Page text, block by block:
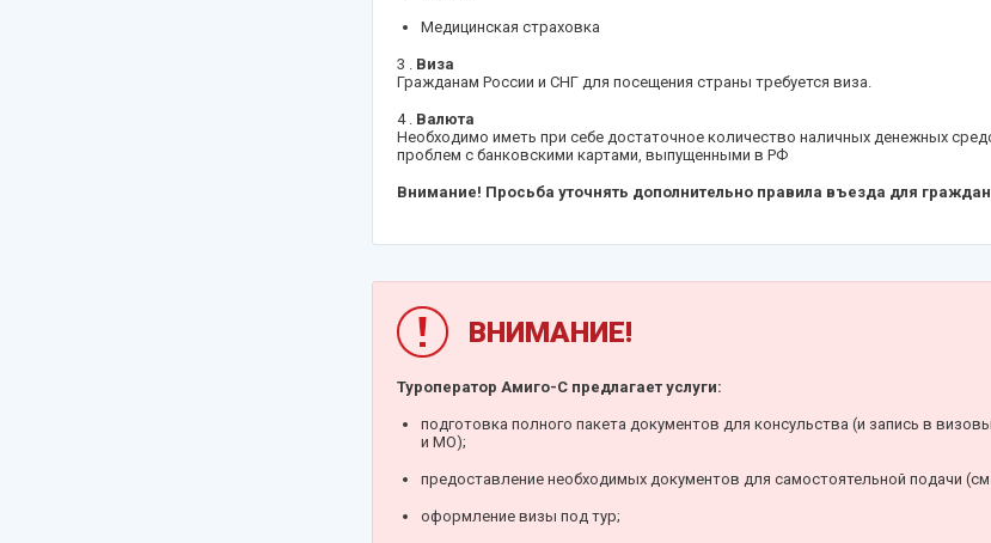
Медицинская страховка
3 . Виза
Гражданам России и СНГ для посещения страны требуется виза.
4 . Валюта
Необходимо иметь при себе достаточное количество наличных денежных
проблем с банковскими картами, выпущенными в РФ
Внимание! Просьба уточнять дополнительно правила въезда для граждан
ВНИМАНИЕ!
Туроператор Амиго-С предлагает услуги:
подготовка полного пакета документов для консульства (и запись в
и МО);
предоставление необходимых документов для самостоятельной подачи
оформление визы под тур;